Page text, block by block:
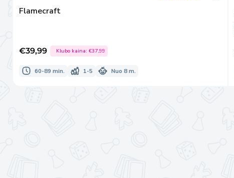
Flamecraft
Išpardavimo
kaina
€39,99 Klubo kaina:€37,99
60-89 min. 1-5 Nuo 8 m.